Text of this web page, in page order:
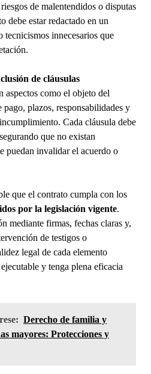
de malentendidos o disputas
debe estar redactado en un
tecnicismos innecesarios que
de cláusulas
aspectos como el objeto del
plazos, responsabilidades y
Cada cláusula debe
que no existan
puedan invalidar el acuerdo o
que el contrato cumpla con los
por la legislación vigente.
mediante firmas, fechas claras y,
de testigos o
legal de cada elemento
y tenga plena eficacia
Derecho de familia y
mayores: Protecciones y